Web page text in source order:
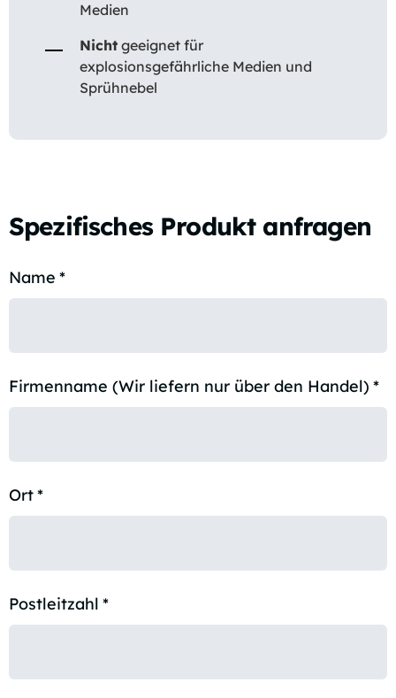
Medien
Nicht geeignet für
explosionsgefährliche Medien und
Sprühnebel
Spezifisches Produkt anfragen
Name *
Firmenname (Wir liefern nur über den Handel) *
Ort*
Postleitzahl *